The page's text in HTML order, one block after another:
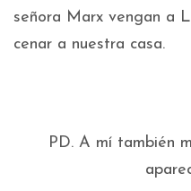
señora Marx vengan a
cenar a nuestra casa.
PD. A mí también